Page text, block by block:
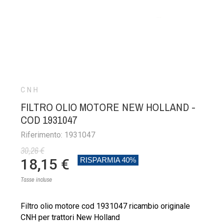
CNH
FILTRO OLIO MOTORE NEW HOLLAND -
COD 1931047
Riferimento: 1931047
30,26 €
18,15 € RISPARMIA 40%
Tasse incluse
Filtro olio motore cod 1931047 ricambio originale
CNH per trattori New Holland